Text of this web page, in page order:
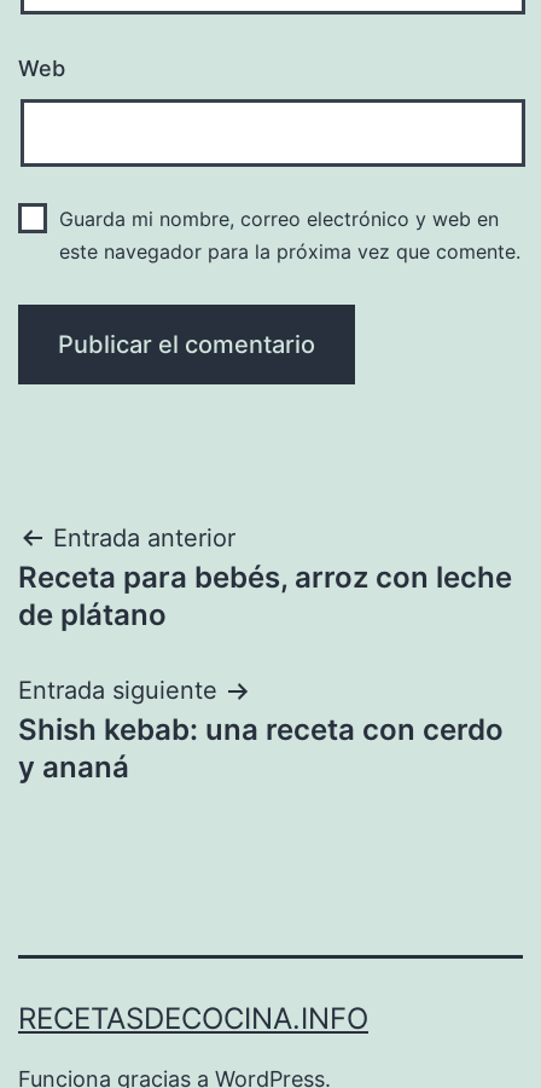
Web
Guarda mi nombre, correo electrónico y web en
este navegador para la próxima vez que comente.
Navegación
de
Entrada anterior
Receta para bebés, arroz con leche
de plátano
Entrada siguiente
Shish kebab: una receta con cerdo
y ananá
RECETASDECOCINA.INFO
Funciona gracias a WordPress.